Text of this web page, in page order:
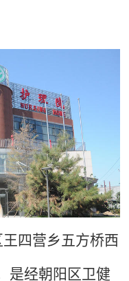
四营乡五方桥西
是经朝阳区卫健